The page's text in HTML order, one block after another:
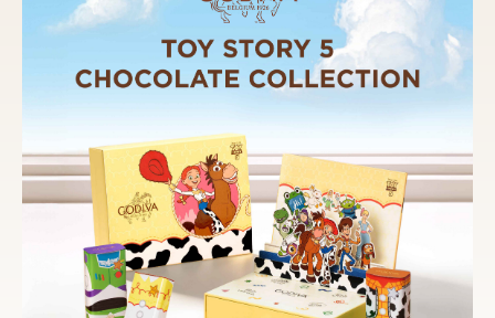
冰享系列
玩具總動員
中秋系列
休閒分享
巧克力餅乾
巧克力磚/巧克力豆
G Cube 松露巧克力